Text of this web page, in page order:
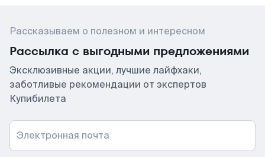
Рассказываем о полезном и интересном
Рассылка с выгодными предложениями
Эксклюзивные акции, лучшие лайфхаки,
заботливые рекомендации от экспертов
Купибилета
Электронная почта